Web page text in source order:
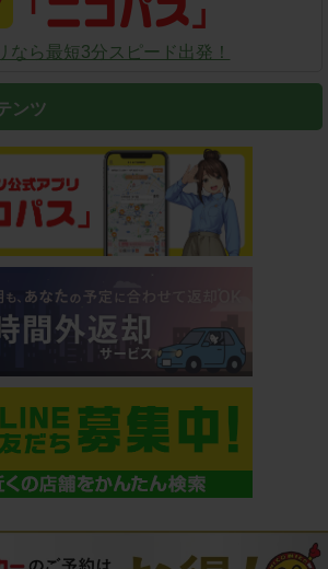
なら最短3分スピード出発！
ンツ